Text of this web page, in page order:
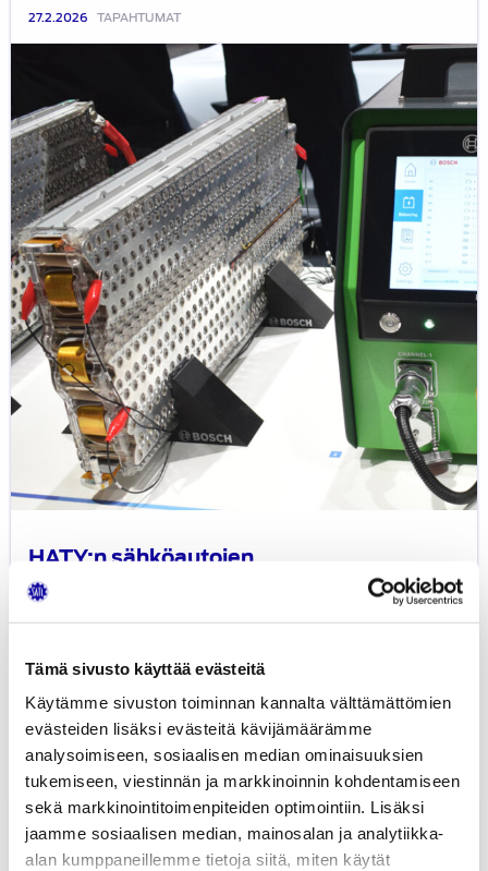
Tämä sivusto käyttää evästeitä
Käytämme sivuston toiminnan kannalta välttämättömien
evästeiden lisäksi evästeitä kävijämäärämme
analysoimiseen, sosiaalisen median ominaisuuksien
tukemiseen, viestinnän ja markkinoinnin kohdentamiseen
sekä markkinointitoimenpiteiden optimointiin. Lisäksi
jaamme sosiaalisen median, mainosalan ja analytiikka-
alan kumppaneillemme tietoja siitä, miten käytät
27.2.2026 TAPAHTUMAT
HATY:n sähköautojen
akkuturvallisuustapahtuman tallenteet
akkuturvallisuustapahtuman
tallenteet
SATL:n ajankohtaiset
Tampereen
AMK:n
Formula